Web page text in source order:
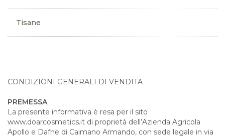
Tisane
CONDIZIONI GENERALI DI VENDITA
PREMESSA
La presente informativa è resa per il sito
www.doarcosmetics.it di proprietà dell’Azienda Agricola
Apollo e Dafne di Caimano Armando, con sede legale in via